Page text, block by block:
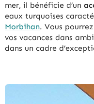
mer, il bénéficie d’un
eaux turquoises
Morbihan. Vous
vos vacances dans
dans un cadre